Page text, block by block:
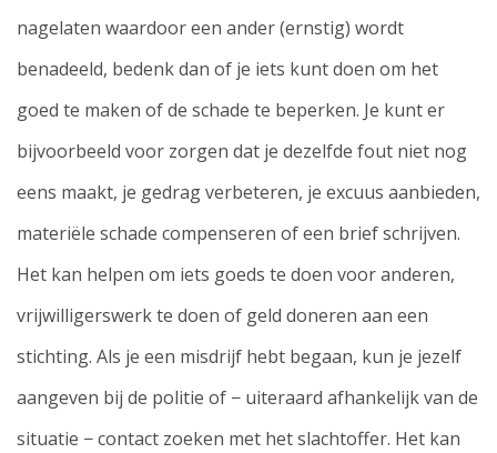
nagelaten waardoor een ander (ernstig) wordt
benadeeld, bedenk dan of je iets kunt doen om het
goed te maken of de schade te beperken. Je kunt er
bijvoorbeeld voor zorgen dat je dezelfde fout niet nog
eens maakt, je gedrag verbeteren, je excuus aanbieden,
materiële schade compenseren of een brief schrijven.
Het kan helpen om iets goeds te doen voor anderen,
vrijwilligerswerk te doen of geld doneren aan een
stichting. Als je een misdrijf hebt begaan, kun je jezelf
aangeven bij de politie of − uiteraard afhankelijk van de
situatie − contact zoeken met het slachtoffer. Het kan